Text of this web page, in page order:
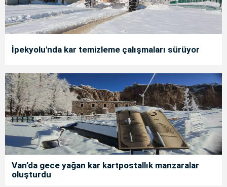
İpekyolu'nda kar temizleme çalışmaları sürüyor
Van’da gece yağan kar kartpostallık manzaralar
oluşturdu